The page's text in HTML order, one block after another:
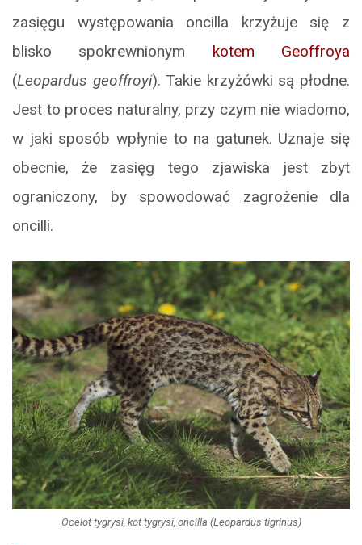
zasięgu występowania oncilla krzyżuje się z
blisko spokrewnionym kotem Geoffroya
(Leopardus geoffroyi). Takie krzyżówki są płodne.
Jest to proces naturalny, przy czym nie wiadomo,
w jaki sposób wpłynie to na gatunek. Uznaje się
obecnie, że zasięg tego zjawiska jest zbyt
ograniczony, by spowodować zagrożenie dla
oncilli.
Ocelot tygrysi, kot tygrysi, oncilla (Leopardus tigrinus)